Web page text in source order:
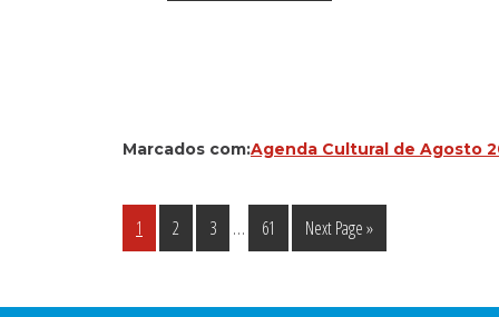
Marcados com:Agenda Cultural de Agosto
Página
1 Página
2 Página
3
Interim
pages
… Página
61
Go
to
Next Page »